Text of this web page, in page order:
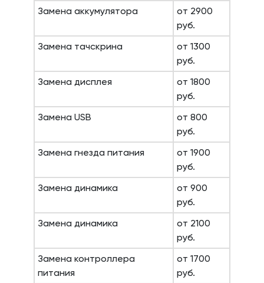
Замена аккумулятора
от 2900
руб.
Замена тачскрина
от 1300
руб.
Замена дисплея
от 1800
руб.
Замена USB
от 800
руб.
Замена гнезда питания
от 1900
руб.
Замена динамика
от 900
руб.
Замена динамика
от 2100
руб.
Замена контроллера
питания
от 1700
руб.